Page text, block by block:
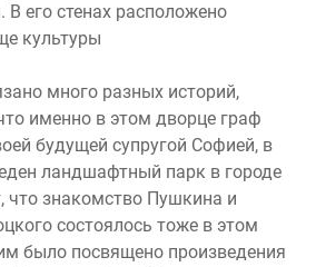
его стенах расположено
культуры
много разных историй,
именно в этом дворце граф
будущей супругой Софией, в
ландшафтный парк в городе
что знакомство Пушкина и
состоялось тоже в этом
было посвящено произведения